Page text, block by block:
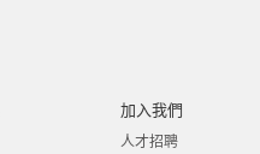
加入我們
人才招聘